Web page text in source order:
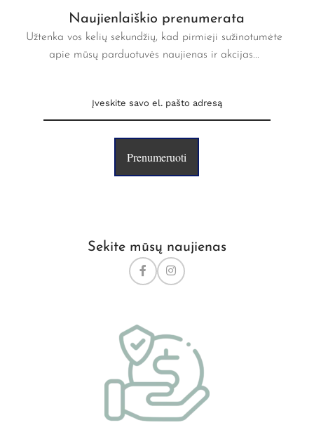
Naujienlaiškio prenumerata
Užtenka vos kelių sekundžių, kad pirmieji sužinotumėte
apie mūsų parduotuvės naujienas ir akcijas...
Prenumeruoti
Sekite mūsų naujienas